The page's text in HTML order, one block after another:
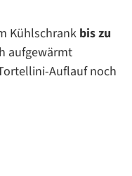
Kühlschrank bis zu
aufgewärmt
Auflauf noch